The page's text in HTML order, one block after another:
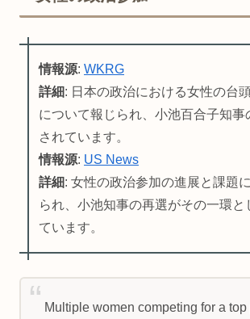
情報源: WKRG
詳細: 日本の政治における女性の台
について報じられ、小池百合子知事
されています。
情報源: US News
詳細: 女性の政治参加の進展と課題
られ、小池知事の再選がその一環と
ています。
Multiple women competing for a top